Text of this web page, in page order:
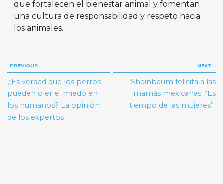
que fortalecen el bienestar animal y fomentan
una cultura de responsabilidad y respeto hacia
los animales.
Navegación
de
entradas
PREVIOUS:
¿Es verdad que los perros
pueden oler el miedo en
los humanos? La opinión
de los expertos
NEXT:
Sheinbaum felicita a las
mamás mexicanas: “Es
tiempo de las mujeres”